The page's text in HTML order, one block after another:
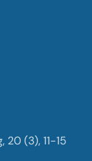
(3), 11-15